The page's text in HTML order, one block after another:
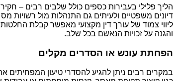
הליך פלילי בעבירות כספים כולל שלבים רבים –
דיונים משפטיים ולעיתים גם התנהלות מול רשויות מס
ליווי צמוד של עורך דין מקצועי מאפשר קבלת
והגנה על זכויות הנאשם בכל שלב.
הפחתת עונש או הסדרים מקלים
במקרים רבים ניתן להגיע להסדרי טיעון המפחיתים